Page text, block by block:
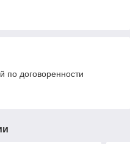
по договоренности